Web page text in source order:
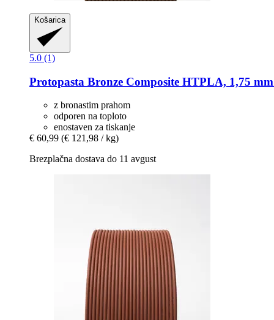
Košarica
5.0 (1)
Protopasta Bronze Composite HTPLA, 1,75
z bronastim prahom
odporen na toploto
enostaven za tiskanje
€ 60,99 (€ 121,98 / kg)
Brezplačna dostava do 11 avgust